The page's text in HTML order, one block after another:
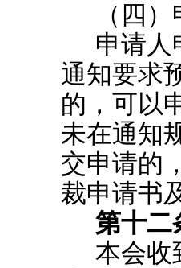
（四
申请人
通知要求
的，可以
未在通知
交申请的
裁申请书
第十二
本会收